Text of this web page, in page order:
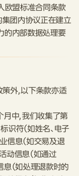
欧盟标准合同条款
集团内协议正在建立
的内部数据处理要
外，以下条款亦适
中，我们收集了第
识符（如姓名、电子
业信息（如交易及退
动信息（如通过
息（如处理退款时的